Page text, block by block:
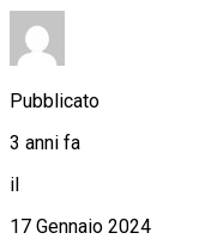
Pubblicato
3 anni fa
il
17 Gennaio 2024